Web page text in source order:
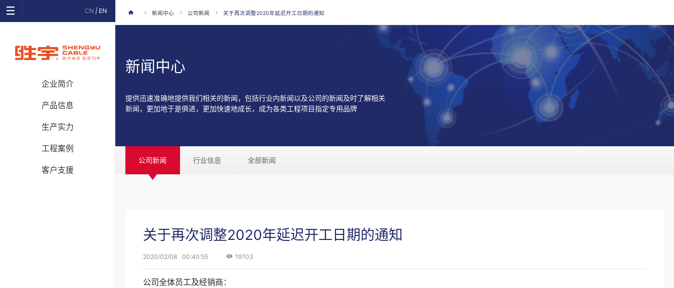
CN | EN
企业简介
产品信息
生产实力
工程案例
客户支援
新闻中心 公司新闻 关于再次调整2020年延迟开工日期的通知
新闻中心
提供迅速准确地提供我们相关的新闻，包括行业内新闻以及公司的新闻及时了解相关
新闻，更加地于是俱进，更加快速地成长，成为各类工程项目指定专用品牌
公司新闻 行业信息 全部新闻
关于再次调整2020年延迟开工日期的通知
2020/02/08 00:40:55 19103
公司全体员工及经销商：